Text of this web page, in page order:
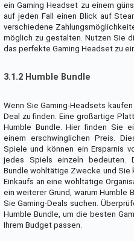
ein Gaming Headset zu einem
auf jeden Fall einen Blick auf
verschiedene
möglich zu gestalten. Nutzen Sie
das perfekte Gaming Headset zu
3.1.2 Humble Bundle
Wenn Sie Gaming-Headsets
Deal zu finden. Eine großartige
Humble Bundle. Hier finden Sie
einem erschwinglichen Preis.
Spiele und können ein Ersparnis
jedes Spiels einzeln bedeuten.
Bundle wohltätige Zwecke und Sie
Einkaufs an eine wohltätige
ein weiterer Grund, warum Humble
Sie Gaming-Deals suchen.
Humble Bundle, um die besten
Ihrem Budget passen.